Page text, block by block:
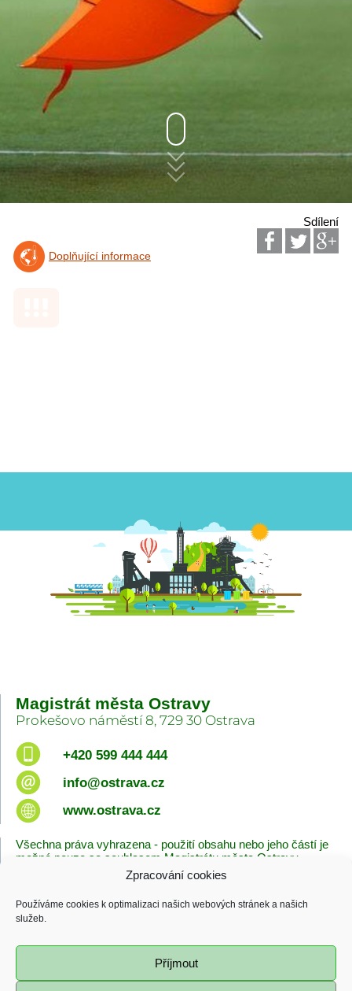
Zpracování cookies
Používáme cookies k optimalizaci našich webových stránek a našich
služeb.
Příjmout
Sdílení
Doplňující informace
Magistrát města Ostravy
Prokešovo náměstí 8, 729 30 Ostrava
+420 599 444 444
info@ostrava.cz
www.ostrava.cz
Všechna práva vyhrazena - použití obsahu nebo jeho částí je
možné pouze se souhlasem Magistrátu města Ostravy.
Zásady cookies
Poslední změna